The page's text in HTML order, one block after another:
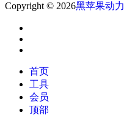
Copyright © 2026黑苹果动力
首页
工具
会员
顶部